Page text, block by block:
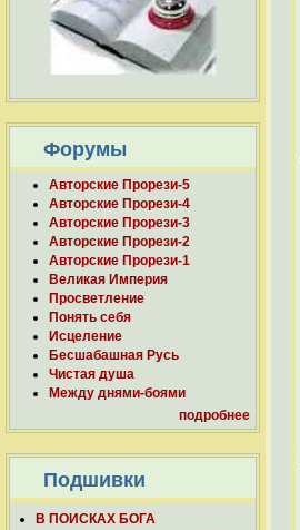
Форумы
Авторские Прорези-5
Авторские Прорези-4
Авторские Прорези-3
Авторские Прорези-2
Авторские Прорези-1
Великая Империя
Просветление
Понять себя
Исцеление
Бесшабашная Русь
Чистая душа
Между днями-боями
подробнее
Подшивки
В ПОИСКАХ БОГА